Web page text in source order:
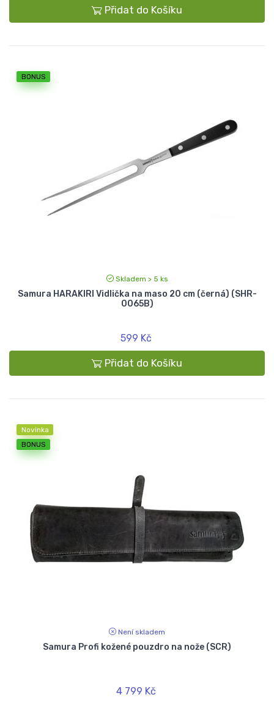
Přidat do Košíku
BONUS
Skladem > 5 ks
Samura HARAKIRI Vidlička na maso 20 cm (černá) (SHR-
0065B)
599 Kč
Přidat do Košíku
Novinka
BONUS
Není skladem
Samura Profi kožené pouzdro na nože (SCR)
4 799 Kč